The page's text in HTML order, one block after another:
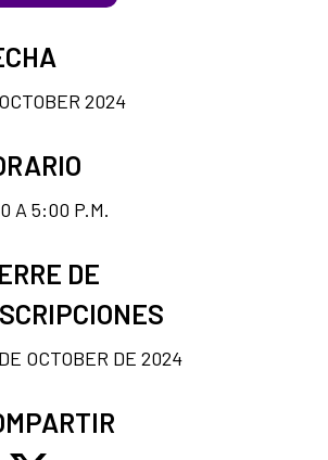
2024
A 5:00 P.M.
DE
OCTOBER DE 2024